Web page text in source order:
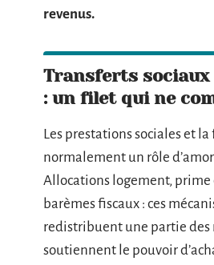
revenus.
Transferts
: un filet qui ne
Les prestations sociales et
normalement un rôle
Allocations logement, prime
barèmes fiscaux : ces
redistribuent une partie des
soutiennent le pouvoir